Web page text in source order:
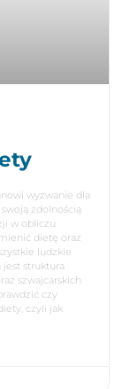
wyzwanie dla
zdolnością
w obliczu
dietę oraz
ludzkie
struktura
szwajcarskich
czy
czyli jak